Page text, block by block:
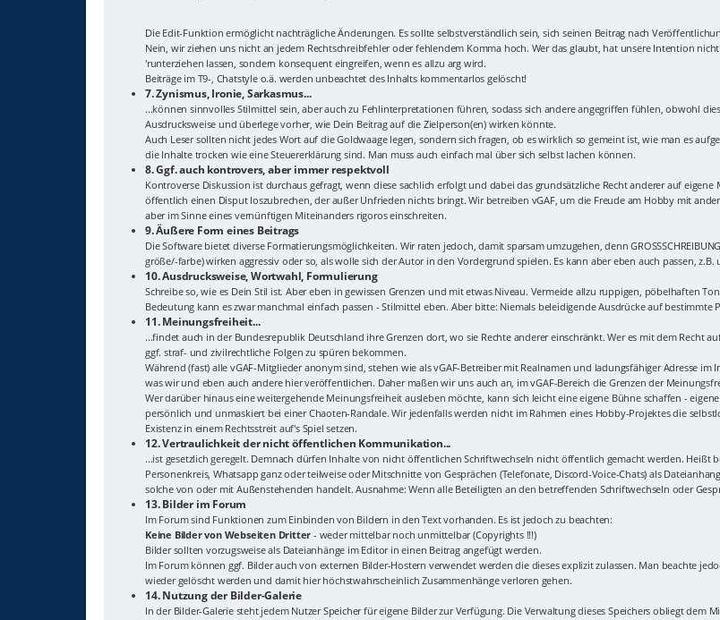
Die Edit-Funktion ermöglicht nachträgliche Änderungen. Es sollte selbstverständlich sein, sich seinen Beitrag nach
Nein, wir ziehen uns nicht an jedem Rechtschreibfehler oder fehlendem Komma hoch. Wer das glaubt, hat unsere Intention
'runterziehen lassen, sondern konsequent eingreifen, wenn es allzu arg wird.
Beiträge im T9-, Chatstyle o.ä. werden unbeachtet des Inhalts kommentarlos gelöscht!
7. Zynismus, Ironie, Sarkasmus...
...können sinnvolles Stilmittel sein, aber auch zu Fehlinterpretationen führen, sodass sich andere angegriffen fühlen, obwohl
Ausdrucksweise und überlege vorher, wie Dein Beitrag auf die Zielperson(en) wirken könnte.
Auch Leser sollten nicht jedes Wort auf die Goldwaage legen, sondern sich fragen, ob es wirklich so gemeint ist, wie man es
die Inhalte trocken wie eine Steuererklärung sind. Man muss auch einfach mal über sich selbst lachen können.
8. Ggf. auch kontrovers, aber immer respektvoll
Kontroverse Diskussion ist durchaus gefragt, wenn diese sachlich erfolgt und dabei das grundsätzliche Recht anderer auf
öffentlich einen Disput loszubrechen, der außer Unfrieden nichts bringt. Wir betreiben vGAF, um die Freude am Hobby mit
aber im Sinne eines vernünftigen Miteinanders rigoros einschreiten.
9. Äußere Form eines Beitrags
Die Software bietet diverse Formatierungsmöglichkeiten. Wir raten jedoch, damit sparsam umzugehen, denn
größe/-farbe) wirken aggressiv oder so, als wolle sich der Autor in den Vordergrund spielen. Es kann aber eben auch passen,
10. Ausdrucksweise, Wortwahl, Formulierung
Schreibe so, wie es Dein Stil ist. Aber eben in gewissen Grenzen und mit etwas Niveau. Vermeide allzu ruppigen, pöbelhaften
Bedeutung kann es zwar manchmal einfach passen - Stilmittel eben. Aber bitte: Niemals beleidigende Ausdrücke auf
11. Meinungsfreiheit...
...findet auch in der Bundesrepublik Deutschland ihre Grenzen dort, wo sie Rechte anderer einschränkt. Wer es mit dem
ggf. straf- und zivilrechtliche Folgen zu spüren bekommen.
Während (fast) alle vGAF-Mitglieder anonym sind, stehen wie als vGAF-Betreiber mit Realnamen und ladungsfähiger Adresse
was wir und eben auch andere hier veröffentlichen. Daher maßen wir uns auch an, im vGAF-Bereich die Grenzen der
Wer darüber hinaus eine weitergehende Meinungsfreiheit ausleben möchte, kann sich leicht eine eigene Bühne schaffen -
persönlich und unmaskiert bei einer Chaoten-Randale. Wir jedenfalls werden nicht im Rahmen eines Hobby-Projektes die
Existenz in einem Rechtsstreit auf's Spiel setzen.
12. Vertraulichkeit der nicht öffentlichen Kommunikation...
...ist gesetzlich geregelt. Demnach dürfen Inhalte von nicht öffentlichen Schriftwechseln nicht öffentlich gemacht werden. Heißt
Personenkreis, Whatsapp ganz oder teilweise oder Mitschnitte von Gesprächen (Telefonate, Discord-Voice-Chats) als
solche von oder mit Außenstehenden handelt. Ausnahme: Wenn alle Beteiligten an den betreffenden Schriftwechseln oder
13. Bilder im Forum
Im Forum sind Funktionen zum Einbinden von Bildern in den Text vorhanden. Es ist jedoch zu beachten:
Keine Bilder von Webseiten Dritter - weder mittelbar noch unmittelbar (Copyrights !!!)
Bilder sollten vorzugsweise als Dateianhänge im Editor in einen Beitrag angefügt werden.
Im Forum können ggf. Bilder auch von externen Bilder-Hostern verwendet werden die dieses explizit zulassen. Man beachte
wieder gelöscht werden und damit hier höchstwahrscheinlich Zusammenhänge verloren gehen.
14. Nutzung der Bilder-Galerie
In der Bilder-Galerie steht jedem Nutzer Speicher für eigene Bilder zur Verfügung. Die Verwaltung dieses Speichers obliegt dem